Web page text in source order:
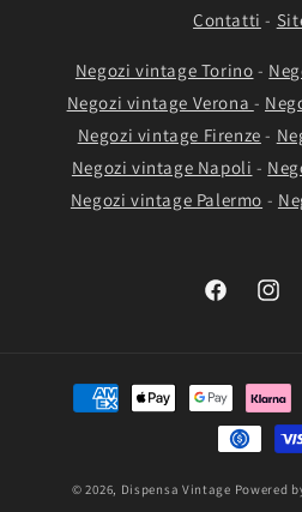
Contatti -
Negozi vintage Torino -
Negozi vintage Verona -
Negozi vintage Firenze -
Negozi vintage Napoli -
Negozi vintage Palermo -
Facebook
Payment
methods
© 2026, Dispensa Vintage Powered